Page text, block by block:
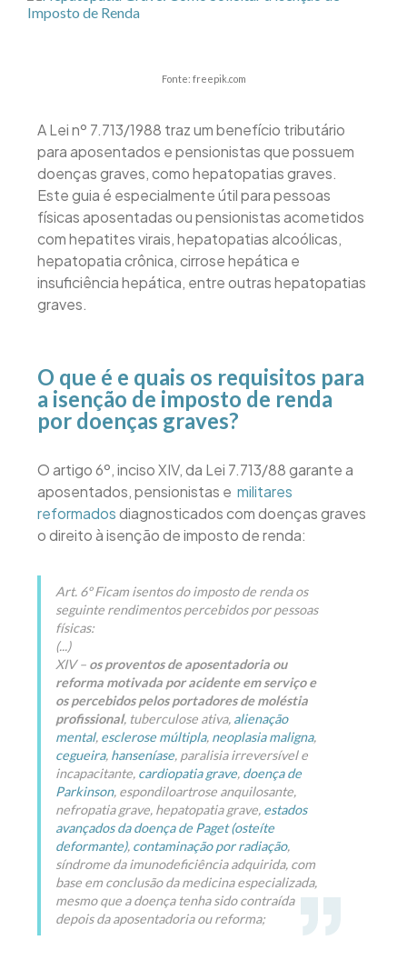
Fonte: freepik.com
A Lei nº 7.713/1988 traz um benefício tributário
para aposentados e pensionistas que possuem
doenças graves, como hepatopatias graves.
Este guia é especialmente útil para pessoas
físicas aposentadas ou pensionistas acometidos
com hepatites virais, hepatopatias alcoólicas,
hepatopatia crônica, cirrose hepática e
insuficiência hepática, entre outras hepatopatias
graves.
O que é e quais os requisitos para
a isenção de imposto de renda
por doenças graves?
O artigo 6º, inciso XIV, da Lei 7.713/88 garante a
aposentados, pensionistas e militares
reformadosdiagnosticados com doenças graves
o direito à isenção de imposto de renda:
Art. 6º Ficam isentos do imposto de renda os
seguinte rendimentos percebidos por pessoas
físicas:
(...)
XIV – os proventos de aposentadoria ou
reforma motivada por acidente em serviço e
os percebidos pelos portadores de moléstia
profissional, tuberculose ativa, alienação
mental, esclerose múltipla, neoplasia maligna,
cegueira, hanseníase, paralisia irreversível e
incapacitante, cardiopatia grave, doença de
Parkinson, espondiloartrose anquilosante,
nefropatia grave, hepatopatia grave, estados
avançados da doença de Paget (osteíte
deformante), contaminação por radiação,
síndrome da imunodeficiência adquirida, com
base em conclusão da medicina especializada,
mesmo que a doença tenha sido contraída
depois da aposentadoria ou reforma;